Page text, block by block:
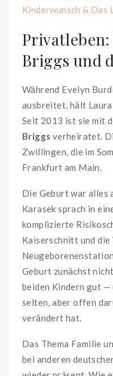
Kinderwunsch & Das
Briggs und
Während Evelyn
ausbreitet, hält
Seit 2013 ist sie mit
Briggs verheiratet.
Zwillingen, die im
Frankfurt am Main.
Die Geburt war alles
Karasek sprach in
komplizierte
Kaiserschnitt und die
Geburt zunächst
beiden Kindern gut —
selten, aber offen
verändert hat.
Das Thema Familie
bei anderen